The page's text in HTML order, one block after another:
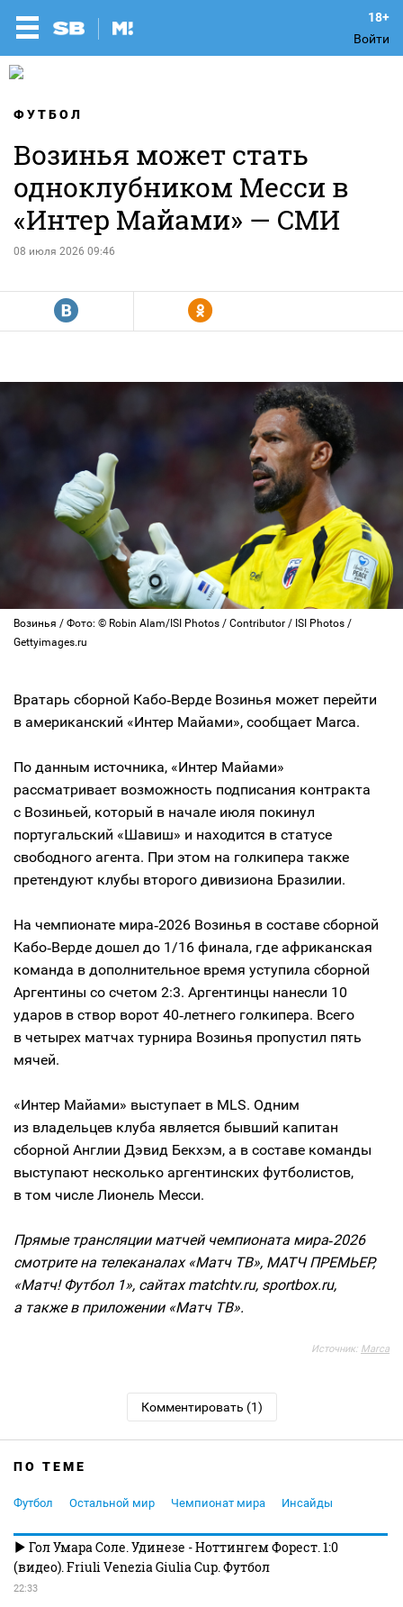
Войти
ФУТБОЛ
Возинья может стать
одноклубником Месси в
«Интер Майами» — СМИ
08 июля 2026 09:46
R Y
Возинья / Фото: © Robin Alam/ISI Photos / Contributor / ISI Photos /
Gettyimages.ru
Вратарь сборной Кабо‑Верде Возинья может перейти
в американский «Интер Майами», сообщает Marca.
По данным источника, «Интер Майами»
рассматривает возможность подписания контракта
с Возиньей, который в начале июля покинул
португальский «Шавиш» и находится в статусе
свободного агента. При этом на голкипера также
претендуют клубы второго дивизиона Бразилии.
На чемпионате мира‑2026 Возинья в составе сборной
Кабо‑Верде дошел до 1/16 финала, где африканская
команда в дополнительное время уступила сборной
Аргентины со счетом 2:3. Аргентинцы нанесли 10
ударов в створ ворот 40‑летнего голкипера. Всего
в четырех матчах турнира Возинья пропустил пять
мячей.
«Интер Майами» выступает в MLS. Одним
из владельцев клуба является бывший капитан
сборной Англии Дэвид Бекхэм, а в составе команды
выступают несколько аргентинских футболистов,
в том числе Лионель Месси.
Прямые трансляции матчей чемпионата мира‑2026
смотрите на телеканалах «Матч ТВ», МАТЧ ПРЕМЬЕР,
«Матч! Футбол 1», сайтах matchtv.ru, sportbox.ru,
а также в приложении «Матч ТВ».
Источник: Marca
Комментировать (1)
ПО ТЕМЕ
Футбол Остальной мир Чемпионат мира Инсайды
Гол Умара Соле. Удинезе - Ноттингем Форест. 1:0
(видео). Friuli Venezia Giulia Cup. Футбол
22:33